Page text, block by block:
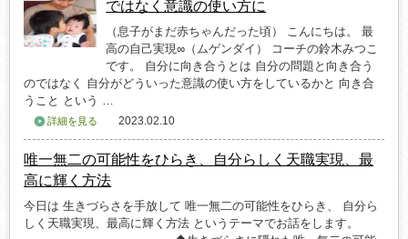
ではなく意識の使い方に
（息子がまだ赤ちゃんだった頃） こんにちは。 最
高の自己実現∞（ムゲンダイ） コーチの鈴木みつこ
です。 自分に向き合うとは 自分の問題と向き合う
のではなく 自分がどういった意識の使い方をしているかと 向き合
うこと という …
詳細を見る 2023.02.10
唯一無二の可能性をひらき、自分らしく天職実現、最
高に輝く方法
今日は 生きづらさを手放して 唯一無二の可能性をひらき、 自分ら
しく天職実現、最高に輝く方法 というテーマでお話をします。